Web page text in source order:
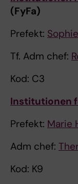
(FyFa)
Prefekt:
Tf. Adm chef:
Kod: C3
Institutionen
Prefekt: Marie
Adm chef:
Kod: K9